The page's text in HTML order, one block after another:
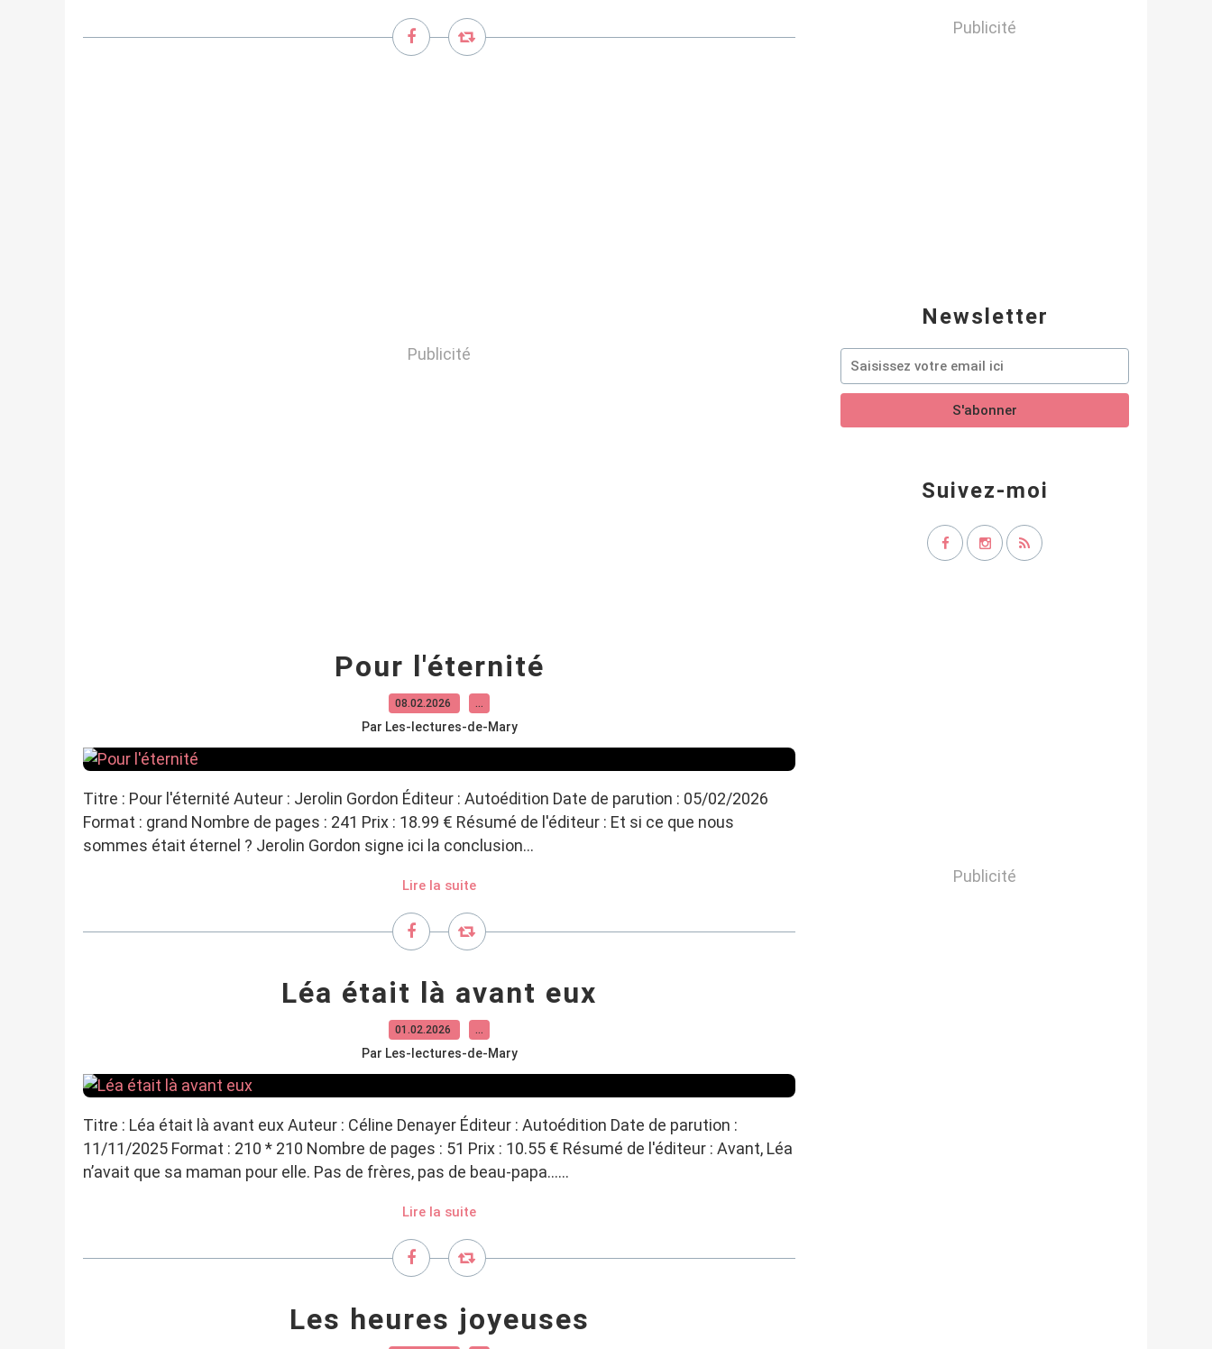
Publicité
Pour l'éternité
08.02.2026 …
Par Les-lectures-de-Mary
Titre : Pour l'éternité Auteur : Jerolin Gordon Éditeur : Autoédition Date de parution : 05/02/2026
Format : grand Nombre de pages : 241 Prix : 18.99 € Résumé de l'éditeur : Et si ce que nous
sommes était éternel ? Jerolin Gordon signe ici la conclusion...
Lire la suite
Léa était là avant eux
01.02.2026 …
Par Les-lectures-de-Mary
Titre : Léa était là avant eux Auteur : Céline Denayer Éditeur : Autoédition Date de parution :
11/11/2025 Format : 210 * 210 Nombre de pages : 51 Prix : 10.55 € Résumé de l'éditeur : Avant, Léa
n’avait que sa maman pour elle. Pas de frères, pas de beau-papa…...
Lire la suite
Les heures joyeuses
Newsletter
Publicité
Suivez-moi
Publicité